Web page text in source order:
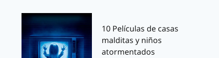
10 Películas de casas
malditas y niños
atormentados